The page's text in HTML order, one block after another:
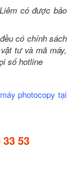
có được bảo
có chính sách
tư và mã máy,
số hotline
photocopy tại
53